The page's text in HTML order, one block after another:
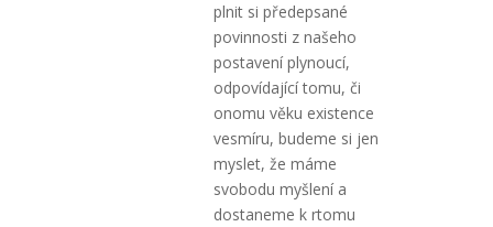
plnit si předepsané
povinnosti z našeho
postavení plynoucí,
odpovídající tomu, či
onomu věku existence
vesmíru, budeme si jen
myslet, že máme
svobodu myšlení a
dostaneme k rtomu